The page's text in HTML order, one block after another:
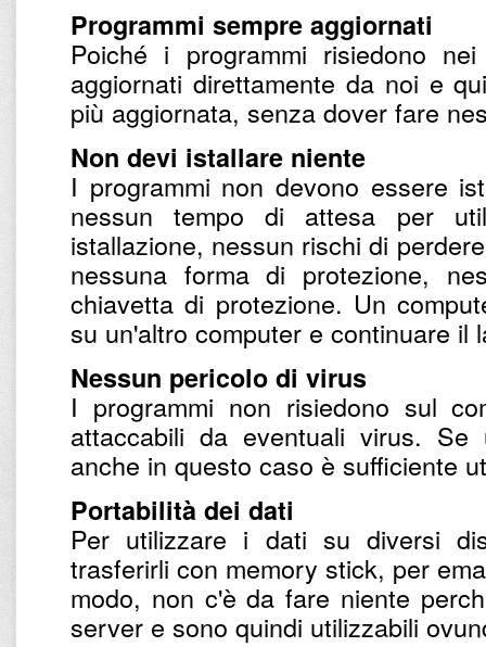
Programmi sempre aggiornati
Poiché i programmi risiedono
aggiornati direttamente da noi e
più aggiornata, senza dover fare
Non devi istallare niente
I programmi non devono essere
nessun tempo di attesa per
istallazione, nessun rischi di
nessuna forma di protezione,
chiavetta di protezione. Un
su un'altro computer e continuare il
Nessun pericolo di virus
I programmi non risiedono sul
attaccabili da eventuali virus.
anche in questo caso è sufficiente
Portabilità dei dati
Per utilizzare i dati su diversi
trasferirli con memory stick, per
modo, non c'è da fare niente
server e sono quindi utilizzabili